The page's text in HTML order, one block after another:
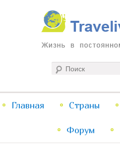
Traveliving
Жизнь в постоянном путешествии
менюГлавная Страны
Форум